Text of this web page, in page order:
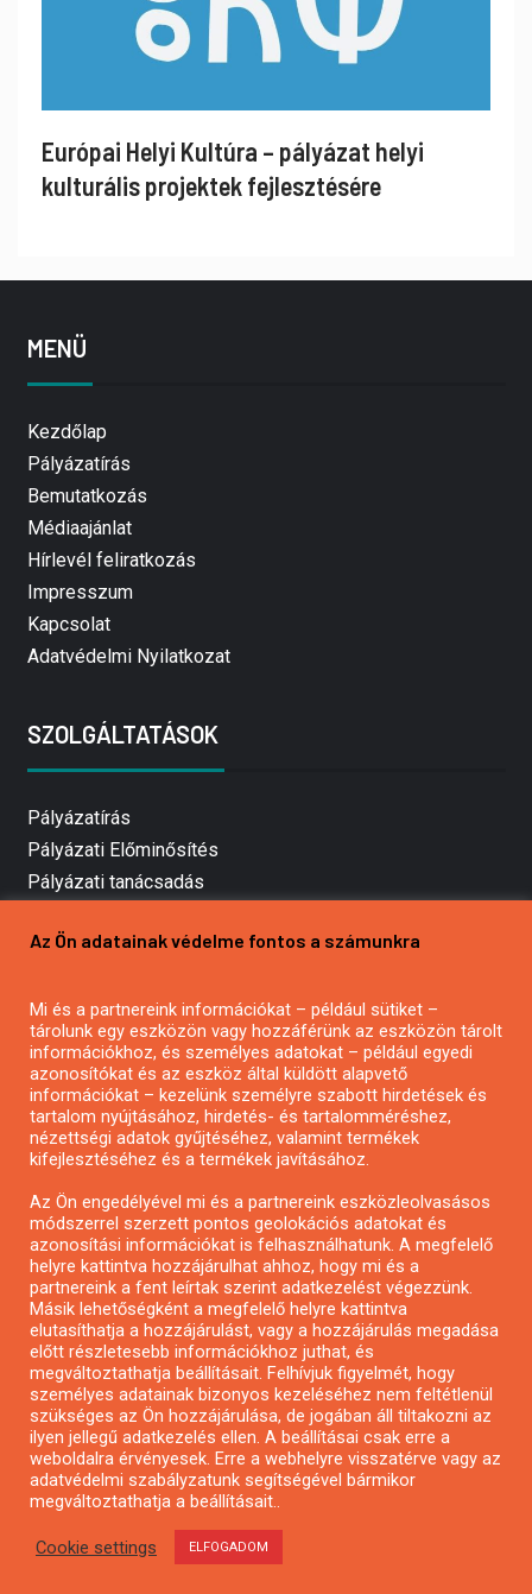
Európai Helyi Kultúra – pályázat helyi
kulturális projektek fejlesztésére
MENÜ
Kezdőlap
Pályázatírás
Bemutatkozás
Médiaajánlat
Hírlevél feliratkozás
Impresszum
Kapcsolat
Adatvédelmi Nyilatkozat
SZOLGÁLTATÁSOK
Pályázatírás
Pályázati Előminősítés
Pályázati tanácsadás
Mezőgazdasági pályázatírás
Pályázatírás civil szervezeteknek
Pályázatírás önkormányzatoknak
Pályázatfigyelés
Specifikus pályázatfigyelés vagy hírlevél
Pályázatok magánszemélyeknek
Pályázatok civil szervezeteknek
Pályázatok vállalkozásoknak
Önkormányzati pályázatok
Mezőgazdasági pályázatok
Falusi turizmus pályázatok
Napelem pályázatok
GINOP pályázatok
Copyright © All rights reserved.
Az Ön adatainak védelme fontos a számunkra
Mi és a partnereink információkat – például sütiket –
tárolunk egy eszközön vagy hozzáférünk az eszközön tárolt
információkhoz, és személyes adatokat – például egyedi
azonosítókat és az eszköz által küldött alapvető
információkat – kezelünk személyre szabott hirdetések és
tartalom nyújtásához, hirdetés- és tartalomméréshez,
nézettségi adatok gyűjtéséhez, valamint termékek
kifejlesztéséhez és a termékek javításához.
Az Ön engedélyével mi és a partnereink eszközleolvasásos
módszerrel szerzett pontos geolokációs adatokat és
azonosítási információkat is felhasználhatunk. A megfelelő
helyre kattintva hozzájárulhat ahhoz, hogy mi és a
partnereink a fent leírtak szerint adatkezelést végezzünk.
Másik lehetőségként a megfelelő helyre kattintva
elutasíthatja a hozzájárulást, vagy a hozzájárulás megadása
előtt részletesebb információkhoz juthat, és
megváltoztathatja beállításait. Felhívjuk figyelmét, hogy
személyes adatainak bizonyos kezeléséhez nem feltétlenül
szükséges az Ön hozzájárulása, de jogában áll tiltakozni az
ilyen jellegű adatkezelés ellen. A beállításai csak erre a
weboldalra érvényesek. Erre a webhelyre visszatérve vagy az
adatvédelmi szabályzatunk segítségével bármikor
megváltoztathatja a beállításait..
Cookie settings ELFOGADOM